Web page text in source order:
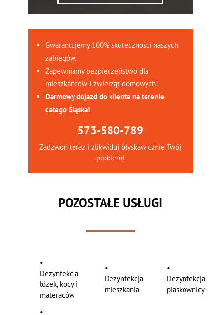
Gwarantujemy 100% skuteczności naszych
zabiegów.
Zapewniamy bezpieczeństwo dla
mieszkańców i zwierząt domowych!
Darmowy dojazd do klienta na terenie
całego Śląska!
573-580-789
Zadzwoń teraz i zlikwiduj błyskawicznie Twój
problem!
POZOSTAŁE USŁUGI
•
Dezynfekcja
łóżek, kocy i
materaców
•
Dezynfekcja
mieszkania
•
Dezynfekcja
piaskownicy
•